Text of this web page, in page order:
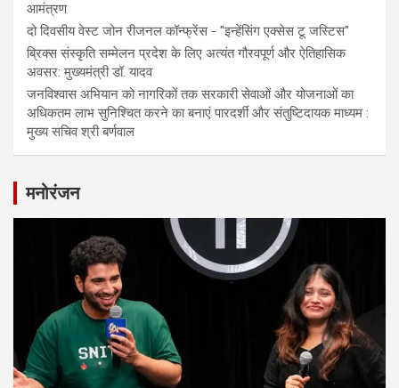
आमंत्रण
दो दिवसीय वेस्ट जोन रीजनल कॉन्फ्रेंस - "इन्हेंसिंग एक्सेस टू जस्टिस"
ब्रिक्स संस्कृति सम्मेलन प्रदेश के लिए अत्यंत गौरवपूर्ण और ऐतिहासिक
अवसर: मुख्यमंत्री डॉ. यादव
जनविश्वास अभियान को नागरिकों तक सरकारी सेवाओं और योजनाओं का
अधिकतम लाभ सुनिश्चित करने का बनाएं पारदर्शी और संतुष्टिदायक माध्यम :
मुख्य सचिव श्री बर्णवाल
मनोरंजन